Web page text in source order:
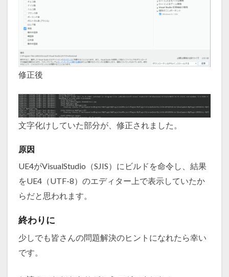
修正後
文字化けしていた部分が、修正されました。
原因
UE4がVisualStudio（SJIS）にビルドを命令し、結果
をUE4（UTF-8）のエディター上で表示していたか
らだと思われます。
終わりに
少しでも皆さんの問題解決のヒントになれたら幸い
です。